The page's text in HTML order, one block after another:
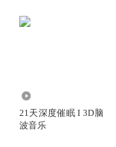
21天深度催眠 I 3D脑
波音乐